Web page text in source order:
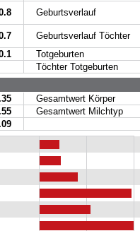
Geburtsverlauf
Geburtsverlauf Töchter
Totgeburten
Töchter Totgeburten
Gesamtwert Körper
Gesamtwert Milchtyp